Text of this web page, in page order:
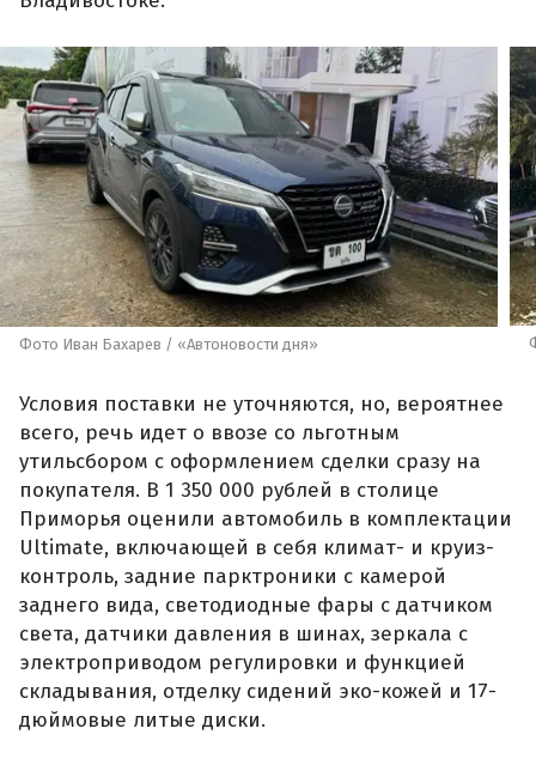
Фото Иван Бахарев / «Автоновости дня»
Условия поставки не уточняются, но, вероятнее
всего, речь идет о ввозе со льготным
утильсбором с оформлением сделки сразу на
покупателя. В 1 350 000 рублей в столице
Приморья оценили автомобиль в комплектации
Ultimate, включающей в себя климат- и круиз-
контроль, задние парктроники с камерой
заднего вида, светодиодные фары с датчиком
света, датчики давления в шинах, зеркала с
электроприводом регулировки и функцией
складывания, отделку сидений эко-кожей и 17-
дюймовые литые диски.